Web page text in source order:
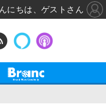
にちは、ゲストさん